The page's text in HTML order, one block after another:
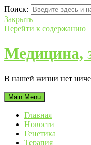
Поиск:
Закрыть
Перейти к содержанию
Медицина,
В нашей жизни нет
Main Menu
Главная
Новости
Генетика
Терапия